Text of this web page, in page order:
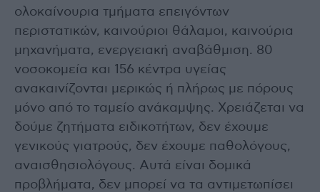
ολοκαίνουρια τμήματα επειγόντων
περιστατικών, καινούριοι θάλαμοι, καινούρια
μηχανήματα, ενεργειακή αναβάθμιση. 80
νοσοκομεία και 156 κέντρα υγείας
ανακαινίζονται μερικώς ή πλήρως με πόρους
μόνο από το ταμείο ανάκαμψης. Χρειάζεται να
δούμε ζητήματα ειδικοτήτων, δεν έχουμε
γενικούς γιατρούς, δεν έχουμε παθολόγους,
αναισθησιολόγους. Αυτά είναι δομικά
προβλήματα, δεν μπορεί να τα αντιμετωπίσει